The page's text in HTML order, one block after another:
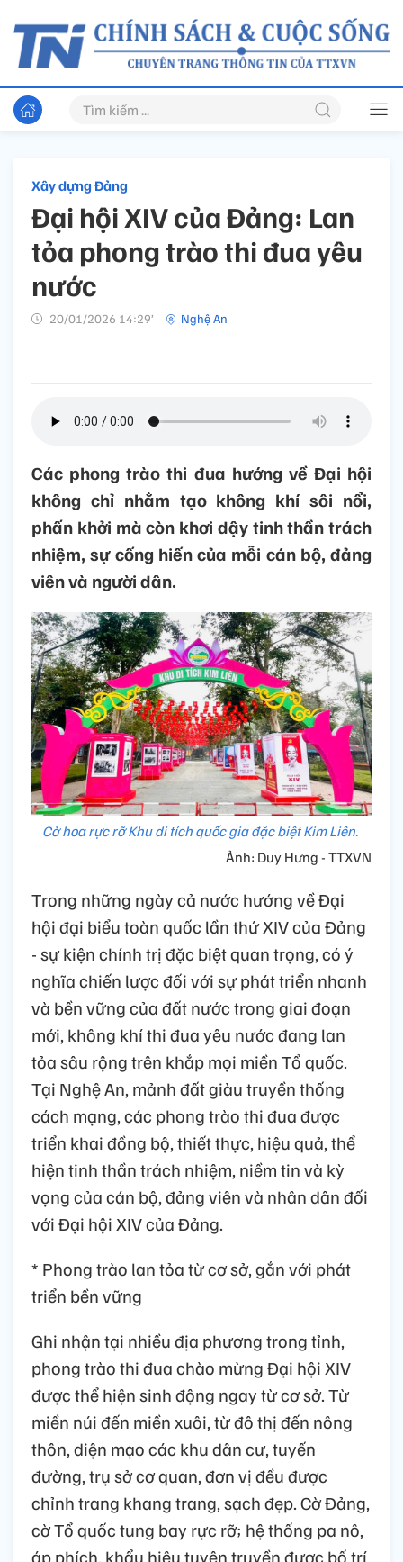
Xây dựng Đảng
Đại hội XIV của Đảng: Lan
tỏa phong trào thi đua yêu
nước
20/01/2026 14:29’ Nghệ An
Các phong trào thi đua hướng về Đại hội
không chỉ nhằm tạo không khí sôi nổi,
phấn khởi mà còn khơi dậy tinh thần trách
nhiệm, sự cống hiến của mỗi cán bộ, đảng
viên và người dân.
Cờ hoa rực rỡ Khu di tích quốc gia đặc biệt Kim Liên.
Ảnh: Duy Hưng - TTXVN
Trong những ngày cả nước hướng về Đại
hội đại biểu toàn quốc lần thứ XIV của Đảng
- sự kiện chính trị đặc biệt quan trọng, có ý
nghĩa chiến lược đối với sự phát triển nhanh
và bền vững của đất nước trong giai đoạn
mới, không khí thi đua yêu nước đang lan
tỏa sâu rộng trên khắp mọi miền Tổ quốc.
Tại Nghệ An, mảnh đất giàu truyền thống
cách mạng, các phong trào thi đua được
triển khai đồng bộ, thiết thực, hiệu quả, thể
hiện tinh thần trách nhiệm, niềm tin và kỳ
vọng của cán bộ, đảng viên và nhân dân đối
với Đại hội XIV của Đảng.
* Phong trào lan tỏa từ cơ sở, gắn với phát
triển bền vững
Ghi nhận tại nhiều địa phương trong tỉnh,
phong trào thi đua chào mừng Đại hội XIV
được thể hiện sinh động ngay từ cơ sở. Từ
miền núi đến miền xuôi, từ đô thị đến nông
thôn, diện mạo các khu dân cư, tuyến
đường, trụ sở cơ quan, đơn vị đều được
chỉnh trang khang trang, sạch đẹp. Cờ Đảng,
cờ Tổ quốc tung bay rực rỡ; hệ thống pa nô,
áp phích, khẩu hiệu tuyên truyền được bố trí